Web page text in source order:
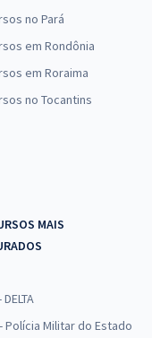
no Pará
em Rondônia
em Roraima
no Tocantins
MAIS
Polícia Militar do Estado